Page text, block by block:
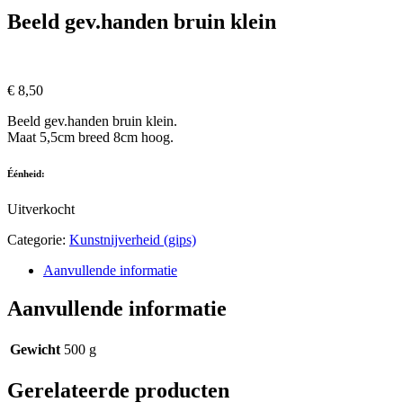
Beeld gev.handen bruin klein
€ 8,50
Beeld gev.handen bruin klein.
Maat 5,5cm breed 8cm hoog.
Éénheid:
Uitverkocht
Categorie: Kunstnijverheid (gips)
Aanvullende informatie
Aanvullende informatie
Gewicht 500 g
Gerelateerde producten